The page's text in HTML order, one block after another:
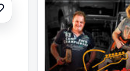
Auswahl hinzufügen